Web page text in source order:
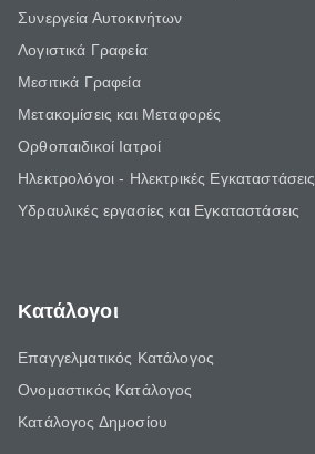
Συνεργεία Αυτοκινήτων
Λογιστικά Γραφεία
Μεσιτικά Γραφεία
Μετακομίσεις και Μεταφορές
Ορθοπαιδικοί Ιατροί
Ηλεκτρολόγοι - Ηλεκτρικές Εγκαταστάσεις
Υδραυλικές εργασίες και Εγκαταστάσεις
Κατάλογοι
Επαγγελματικός Κατάλογος
Ονομαστικός Κατάλογος
Κατάλογος Δημοσίου